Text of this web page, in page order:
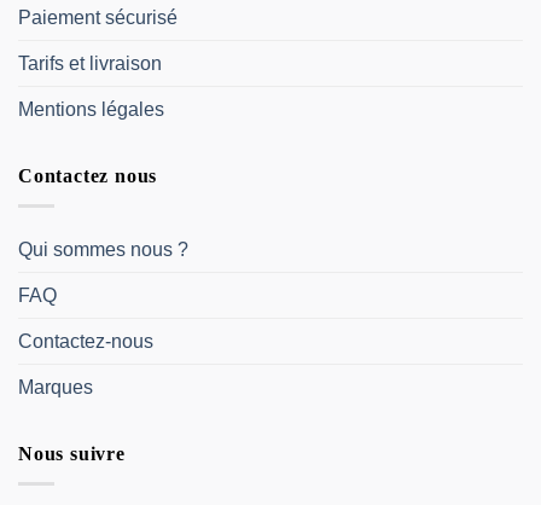
Paiement sécurisé
Tarifs et livraison
Mentions légales
Contactez nous
Qui sommes nous ?
FAQ
Contactez-nous
Marques
Nous suivre